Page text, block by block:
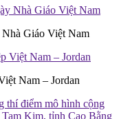
Giáo Việt Nam
Nam – Jordan